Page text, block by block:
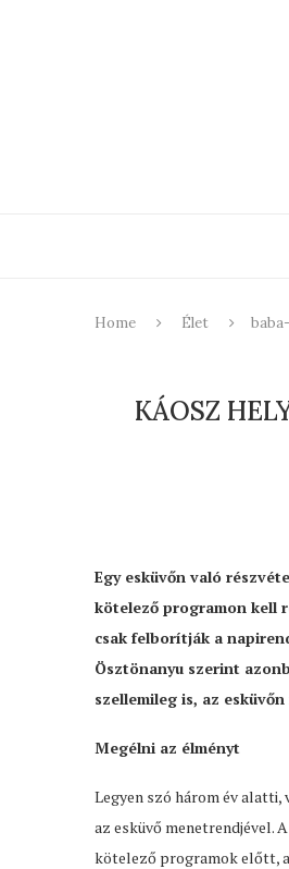
Home Élet
KÁOSZ
Egy esküvőn való
kötelező programon kell
csak felborítják a
Ösztönanyu szerint
szellemileg is, az
Megélni az élményt
Legyen szó három év
az esküvő menetrendjével.
kötelező programok előtt,